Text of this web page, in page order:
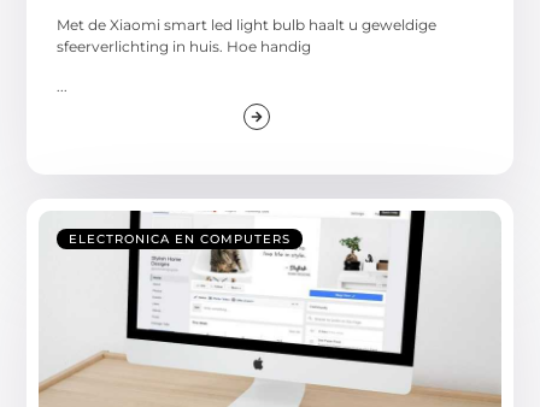
Met de Xiaomi smart led light bulb haalt u geweldige
sfeerverlichting in huis. Hoe handig
ELECTRONICA EN COMPUTERS